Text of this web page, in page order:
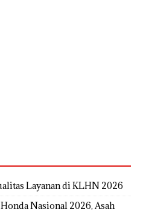
Layanan di KLHN 2026
Nasional 2026, Asah